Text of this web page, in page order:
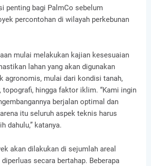
penting bagi PalmCo sebelum
percontohan di wilayah perkebunan
mulai melakukan kajian kesesuaian
lahan yang akan digunakan
agronomis, mulai dari kondisi tanah,
topografi, hingga faktor iklim. “Kami ingin
berjalan optimal dan
itu seluruh aspek teknis harus
dahulu,” katanya.
akan dilakukan di sejumlah areal
secara bertahap. Beberapa